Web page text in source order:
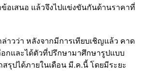
อเสนอ แล้วจึงไปแข่งขันกันด้านราคาที่
าวว่า หลังจากมีการเทียบเชิญแล้ว คาด
อกและได้ตัวที่ปรึกษามาศึกษารูปแบบ
รุปได้ภายในเดือน มี.ค.นี้ โดยมีระยะ